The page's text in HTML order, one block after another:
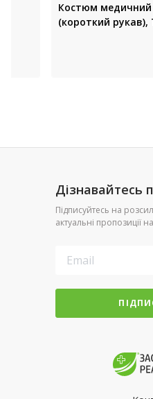
Костюм
(короткий рукав),
Дізнавайтесь
Підписуйтесь на
актуальні пропозиції